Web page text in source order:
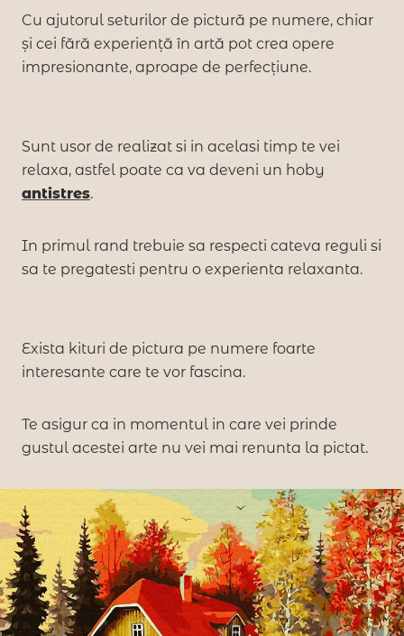
Cu ajutorul seturilor de pictură pe numere, chiar
și cei fără experiență în artă pot crea opere
impresionante, aproape de perfecțiune.
Sunt usor de realizat si in acelasi timp te vei
relaxa, astfel poate ca va deveni un hoby
antistres.
In primul rand trebuie sa respecti cateva reguli si
sa te pregatesti pentru o experienta relaxanta.
Exista kituri de pictura pe numere foarte
interesante care te vor fascina.
Te asigur ca in momentul in care vei prinde
gustul acestei arte nu vei mai renunta la pictat.